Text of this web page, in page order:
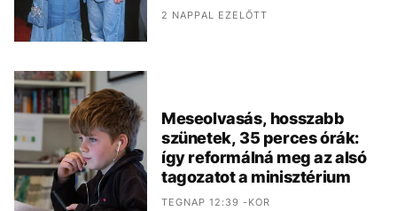
2 NAPPAL EZELŐTT
Meseolvasás, hosszabb
szünetek, 35 perces órák:
így reformálná meg az alsó
tagozatot a minisztérium
TEGNAP 12:39 -KOR